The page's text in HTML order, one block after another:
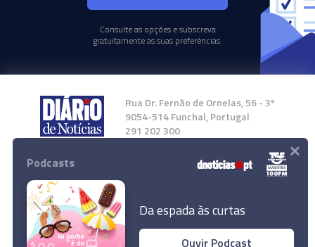
Consulte as opções e subscreva
gratuitamente as suas preferências.
Rua Dr. Fernão de Ornelas, 56 - 3º
9054-514 Funchal, Portugal
291 202 300
Instale a nossa App
Podcasts
Da espada às curtas
Ouvir Podcast
×